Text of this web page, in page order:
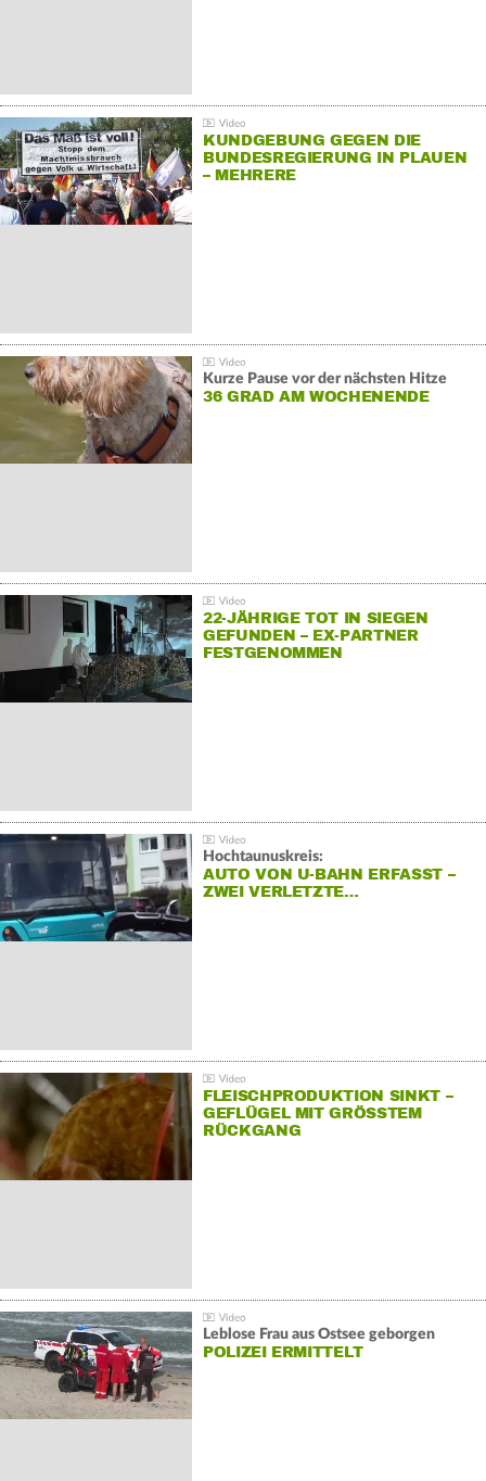
KUNDGEBUNG GEGEN DIE
BUNDESREGIERUNG IN PLAUEN
– MEHRERE
Kurze Pause vor der nächsten Hitze
36 GRAD AM WOCHENENDE
22-JÄHRIGE TOT IN SIEGEN
GEFUNDEN – EX-PARTNER
FESTGENOMMEN
Hochtaunuskreis:
AUTO VON U-BAHN ERFASST –
ZWEI VERLETZTE…
FLEISCHPRODUKTION SINKT –
GEFLÜGEL MIT GRÖSSTEM R
ÜCKGANG
Leblose Frau aus Ostsee geborgen
POLIZEI ERMITTELT